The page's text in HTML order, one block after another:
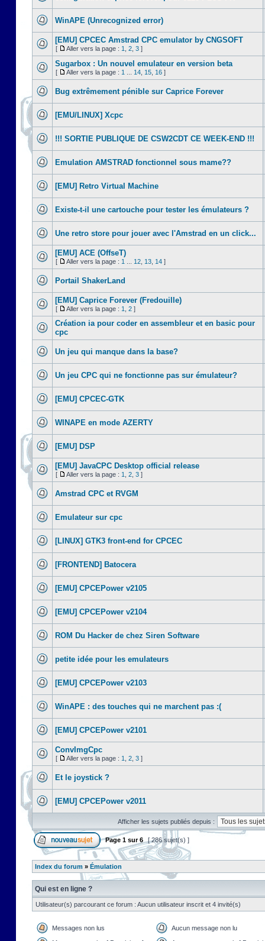
WinAPE (Unrecognized error)
[EMU] CPCEC Amstrad CPC emulator by CNGSOFT
[ Aller vers la page : 1 2 3 ]
Sugarbox : Un nouvel emulateur en version beta
[ Aller vers la page : 1 14 15 16 ]
Bug extrêmement pénible sur Caprice Forever
[EMU/LINUX] Xcpc
!!! SORTIE PUBLIQUE DE CSW2CDT CE WEEK-END !!!
Emulation AMSTRAD fonctionnel sous mame??
[EMU] Retro Virtual Machine
Existe-t-il une cartouche pour tester les émulateurs ?
Une retro store pour jouer avec l'Amstrad en un click...
[EMU] ACE (OffseT)
[ Aller vers la page : 1 12 13 14 ]
Portail ShakerLand
[EMU] Caprice Forever (Fredouille)
[ Aller vers la page : 1 2 ]
Création ia pour coder en assembleur et en basic pour
cpc
Un jeu qui manque dans la base?
Un jeu CPC qui ne fonctionne pas sur émulateur?
[EMU] CPCEC-GTK
WINAPE en mode AZERTY
[EMU] DSP
[EMU] JavaCPC Desktop official release
[ Aller vers la page : 1 2 3 ]
Amstrad CPC et RVGM
Emulateur sur cpc
[LINUX] GTK3 front-end for CPCEC
[FRONTEND] Batocera
[EMU] CPCEPower v2105
[EMU] CPCEPower v2104
ROM Du Hacker de chez Siren Software
petite idée pour les emulateurs
[EMU] CPCEPower v2103
WinAPE : des touches qui ne marchent pas :(
[EMU] CPCEPower v2101
ConvImgCpc
[ Aller vers la page : 1 2 3 ]
Et le joystick ?
[EMU] CPCEPower v2011
Afficher les sujets publiés depuis :
Page 1 sur6 [ 286 sujet(s) ]
Index du forum » Émulation
Qui est en ligne ?
Utilisateur(s) parcourant ce forum : Aucun utilisateur inscrit et 4 invité(s)
Messages non lus Aucun message non lu